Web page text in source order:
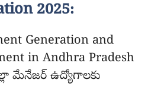
2025:
Generation and
in Andhra Pradesh
మేనేజర్ ఉద్యోగాలకు